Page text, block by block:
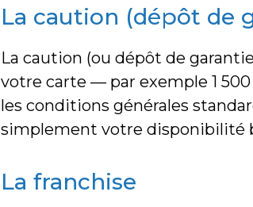
La caution (dépôt de
La caution (ou dépôt de
votre carte — par exemple 1
les conditions générales
simplement votre disponibilité
La franchise